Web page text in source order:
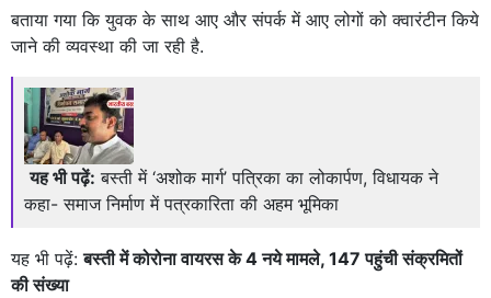
बताया गया कि युवक के साथ आए और संपर्क में आए लोगों को क्वारंटीन किये
जाने की व्यवस्था की जा रही है.
यह भी पढ़ें: बस्ती में ‘अशोक मार्ग’ पत्रिका का लोकार्पण, विधायक ने
कहा- समाज निर्माण में पत्रकारिता की अहम भूमिका
यह भी पढ़ें:बस्ती में कोरोना वायरस के 4 नये मामले, 147 पहुंची संक्रमितों
की संख्या